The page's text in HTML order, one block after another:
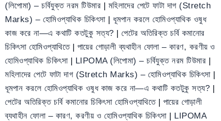
(লিপোমা) – চর্বিযুক্ত নরম টিউমার | মহিলাদের পেটে ফাটা দাগ (Stretch
Marks) – হোমিওপ্যাথিক চিকিৎসা | ধূমপান করলে হোমিওপ্যাথিক ওষুধ
কাজ করে না—এ কথাটি কতটুকু সত্য? | পেটের অতিরিক্ত চর্বি কমানোর
চিকিৎসা হোমিওপ্যাথিতে | পায়ের গোড়ালী ব্যথাহীন ফোলা – কারণ, করণীয় ও
হোমিওপ্যাথিক চিকিৎসা | LIPOMA (লিপোমা) – চর্বিযুক্ত নরম টিউমার |
মহিলাদের পেটে ফাটা দাগ (Stretch Marks) – হোমিওপ্যাথিক চিকিৎসা |
ধূমপান করলে হোমিওপ্যাথিক ওষুধ কাজ করে না—এ কথাটি কতটুকু সত্য? |
পেটের অতিরিক্ত চর্বি কমানোর চিকিৎসা হোমিওপ্যাথিতে | পায়ের গোড়ালী
ব্যথাহীন ফোলা – কারণ, করণীয় ও হোমিওপ্যাথিক চিকিৎসা | LIPOMA